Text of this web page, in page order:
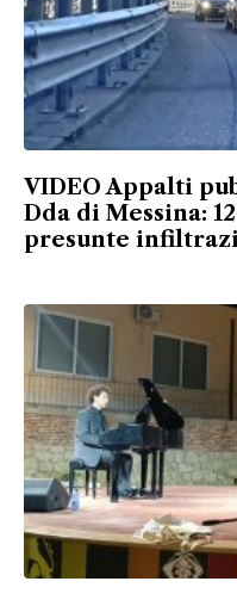
VIDEO Appalti
Dda di Messina:
presunte